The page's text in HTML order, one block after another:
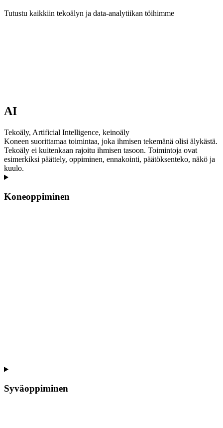
Tutustu kaikkiin tekoälyn ja data-analytiikan töihimme
AI
Tekoäly, Artificial Intelligence, keinoäly
Koneen suorittamaa toimintaa, joka ihmisen tekemänä olisi älykästä.
Tekoäly ei kuitenkaan rajoitu ihmisen tasoon. Toimintoja ovat
esimerkiksi päättely, oppiminen, ennakointi, päätöksenteko, näkö ja
kuulo.
Koneoppiminen
Syväoppiminen